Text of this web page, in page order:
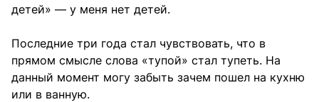
детей» — у меня нет детей.
Последние три года стал чувствовать, что в
прямом смысле слова «тупой» стал тупеть. На
данный момент могу забыть зачем пошел на кухню
или в ванную.